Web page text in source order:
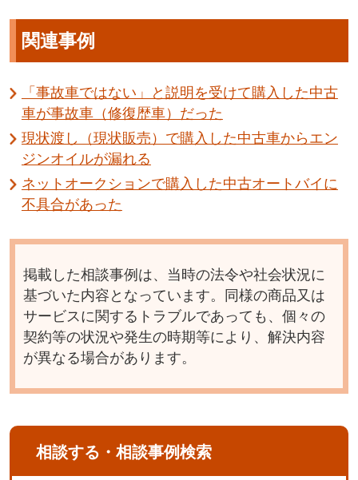
関連事例
「事故車ではない」と説明を受けて購入した中古
車が事故車（修復歴車）だった
現状渡し（現状販売）で購入した中古車からエン
ジンオイルが漏れる
ネットオークションで購入した中古オートバイに
不具合があった
掲載した相談事例は、当時の法令や社会状況に
基づいた内容となっています。同様の商品又は
サービスに関するトラブルであっても、個々の
契約等の状況や発生の時期等により、解決内容
が異なる場合があります。
相談する・相談事例検索